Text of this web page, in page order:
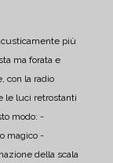
più
ma forata e
con la radio
le luci retrostanti
modo: -
magico -
della scala